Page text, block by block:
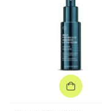
Вход
Номер телефона